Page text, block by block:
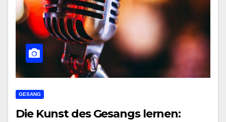
GESANG
Die Kunst des Gesangs lernen: